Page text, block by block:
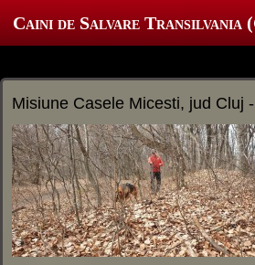
Misiune Casele Micesti, jud Cluj
Caini de Salvare Transilvania